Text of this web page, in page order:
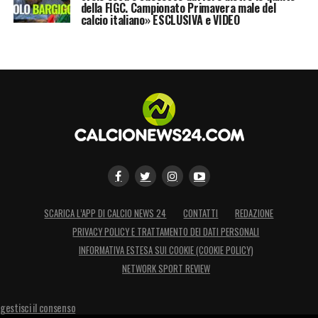
che riguarda il club sul lungo periodo. Per
della FIGC. Campionato Primavera male del
calcio italiano» ESCLUSIVA e VIDEO
SCARICA L’APP DI CALCIO NEWS 24 CONTATTI
REDAZIONE
PRIVACY POLICY E TRATTAMENTO DEI DATI PERSONALI
INFORMATIVA ESTESA SUI COOKIE (COOKIE POLICY)
NETWORK SPORT REVIEW
gestisci il consenso